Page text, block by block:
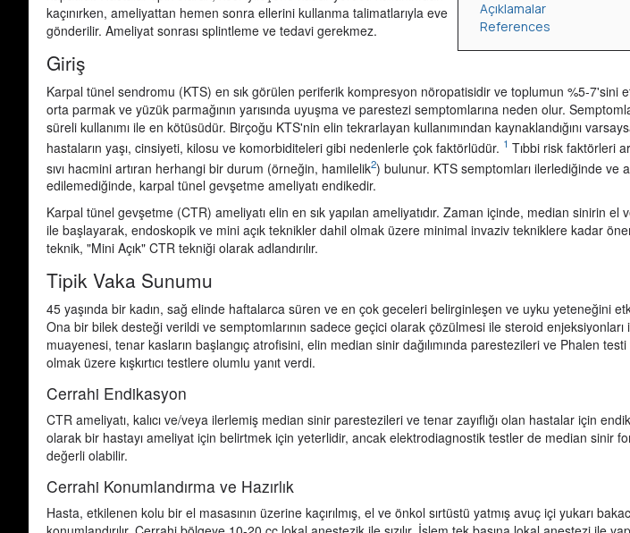
Açıklamalar
References
kaçınırken, ameliyattan hemen sonra ellerini kullanma talimatlarıyla eve
gönderilir. Ameliyat sonrası splintleme ve tedavi gerekmez.
Giriş
Karpal tünel sendromu (KTS) en sık görülen periferik kompresyon nöropatisidir ve toplumun %5-7'sini
orta parmak ve yüzük parmağının yarısında uyuşma ve parestezi semptomlarına neden olur.
süreli kullanımı ile en kötüsüdür. Birçoğu KTS'nin elin tekrarlayan kullanımından kaynaklandığını
hastaların yaşı, cinsiyeti, kilosu ve komorbiditeleri gibi nedenlerle çok faktörlüdür. 1 Tıbbi risk faktörleri
sıvı hacmini artıran herhangi bir durum (örneğin, hamilelik2) bulunur. KTS semptomları ilerlediğinde ve
edilemediğinde, karpal tünel gevşetme ameliyatı endikedir.
Karpal tünel gevşetme (CTR) ameliyatı elin en sık yapılan ameliyatıdır. Zaman içinde, median sinirin el
ile başlayarak, endoskopik ve mini açık teknikler dahil olmak üzere minimal invaziv tekniklere kadar
teknik, "Mini Açık" CTR tekniği olarak adlandırılır.
Tipik Vaka Sunumu
45 yaşında bir kadın, sağ elinde haftalarca süren ve en çok geceleri belirginleşen ve uyku yeteneğini
Ona bir bilek desteği verildi ve semptomlarının sadece geçici olarak çözülmesi ile steroid
muayenesi, tenar kasların başlangıç atrofisini, elin median sinir dağılımında parestezileri ve Phalen
olmak üzere kışkırtıcı testlere olumlu yanıt verdi.
Cerrahi Endikasyon
CTR ameliyatı, kalıcı ve/veya ilerlemiş median sinir parestezileri ve tenar zayıflığı olan hastalar için
olarak bir hastayı ameliyat için belirtmek için yeterlidir, ancak elektrodiagnostik testler de median sinir
değerli olabilir.
Cerrahi Konumlandırma ve Hazırlık
Hasta, etkilenen kolu bir el masasının üzerine kaçırılmış, el ve önkol sırtüstü yatmış avuç içi yukarı